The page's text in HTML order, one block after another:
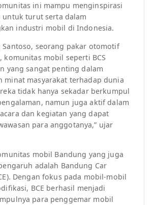
ini mampu menginspirasi
untuk turut serta dalam
industri mobil di Indonesia.
Santoso, seorang pakar otomotif
komunitas mobil seperti BCS
yang sangat penting dalam
minat masyarakat terhadap dunia
tidak hanya sekadar berkumpul
namun juga aktif dalam
dan kegiatan yang dapat
para anggotanya,” ujar
mobil Bandung yang juga
adalah Bandung Car
Dengan fokus pada mobil-mobil
BCE berhasil menjadi
para penggemar mobil